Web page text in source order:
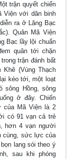
trận quyết chiến
Viện với dân binh
ra ở Lăng Bạc
Quân Mã Viện
Bạc lầy lội chuẩn
quân tới chặn
trận đánh bất
(Vùng Thạch
kéo tới, một loạt
sông Hồng, sông
ở đây. Chiến
của Mã Viện là 2
có 91 vạn cả trẻ
hơn 4 vạn người
cùng, sức lực của
lang sói theo ý
sau khi phóng